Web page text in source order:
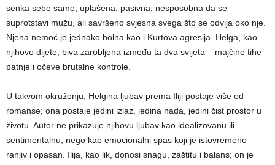
senka sebe same, uplašena, pasivna, nesposobna da se
suprotstavi mužu, ali savršeno svjesna svega što se odvija oko nje.
Njena nemoć je jednako bolna kao i Kurtova agresija. Helga, kao
njihovo dijete, biva zarobljena između ta dva svijeta – majčine tihe
patnje i očeve brutalne kontrole.
U takvom okruženju, Helgina ljubav prema Iliji postaje više od
romanse; ona postaje jedini izlaz, jedina nada, jedini čist prostor u
životu. Autor ne prikazuje njihovu ljubav kao idealizovanu ili
sentimentalnu, nego kao emocionalni spas koji je istovremeno
ranjiv i opasan. Ilija, kao lik, donosi snagu, zaštitu i balans; on je